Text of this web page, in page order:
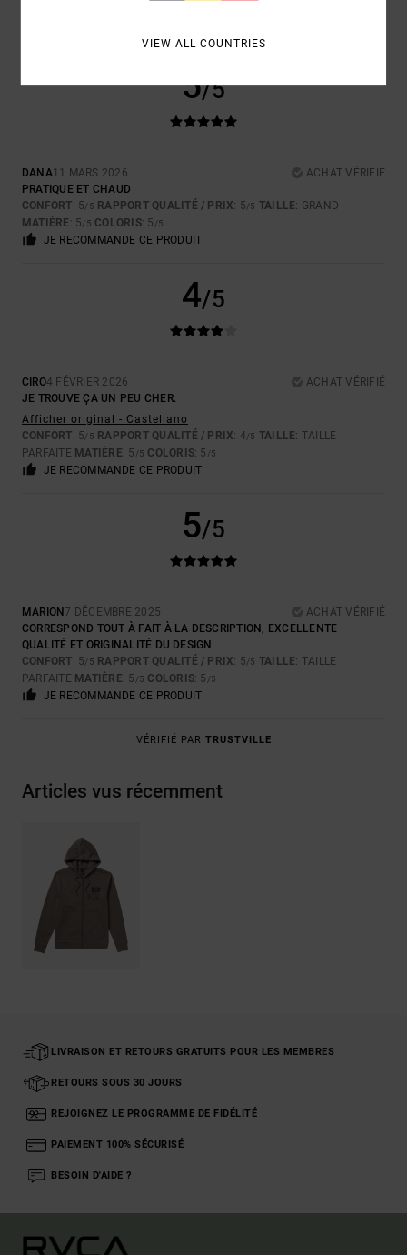
5/5
DANA11 MARS 2026
ACHAT VÉRIFIÉ
PRATIQUE ET CHAUD
CONFORT: 5/5 RAPPORT QUALITÉ / PRIX: 5/5 TAILLE: GRAND
MATIÈRE : 5/5 COLORIS: 5 /5
JE RECOMMANDE CE PRODUIT
4/5
CIRO4 FÉVRIER 2026
ACHAT VÉRIFIÉ
JE TROUVE ÇA UN PEU CHER.
Afficher original - Castellano
CONFORT: 5/5 RAPPORT QUALITÉ / PRIX: 4/5 TAILLE: TAILLE
PARFAITE MATIÈRE: 5 /5 COLORIS: 5 /5
JE RECOMMANDE CE PRODUIT
5/5
MARION 7 DÉCEMBRE 2025
ACHAT VÉRIFIÉ
CORRESPOND TOUT À FAIT À LA DESCRIPTION, EXCELLENTE
QUALITÉ ET ORIGINALITÉ DU DESIGN
CONFORT: 5/5 RAPPORT QUALITÉ / PRIX: 5/5 TAILLE: TAILLE
PARFAITE MATIÈRE: 5 /5 COLORIS: 5 /5
JE RECOMMANDE CE PRODUIT
VÉRIFIÉ PAR TRUSTVILLE
Articles vus récemment
LIVRAISON ET RETOURS GRATUITS POUR LES MEMBRES
RETOURS SOUS 30 JOURS
REJOIGNEZ LE PROGRAMME DE FIDÉLITÉ
PAIEMENT 100% SÉCURISÉ
BESOIN D'AIDE ?
VIEW ALL COUNTRIES